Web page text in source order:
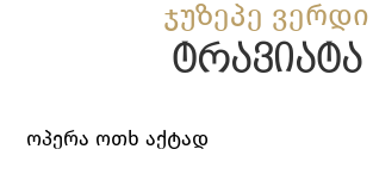
ჯუზეპე ვერდი
ტრავიატა
ოპერა ოთხ აქტად